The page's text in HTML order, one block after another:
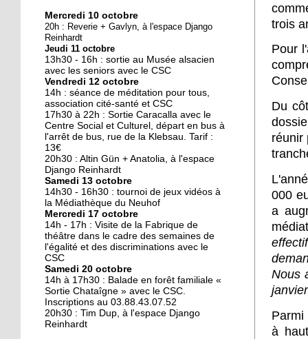
10 octobre 2018
Nouveau look pour une
nouvelle mairie
19 octobre 2017
Face au challenge du
numérique
19 octobre 2017
La précarité tue
18 octobre 2017
Quatre décennies au
chevet du Neuhof
18 octobre 2017
Kamisa Negra : première !
Mercredi 10 octobre
20h : Reverie + Gavlyn, à l'espace Django
Reinhardt
Jeudi 11 octobre
13h30 - 16h : sortie au Musée alsacien
avec les seniors avec le CSC
Vendredi 12 octobre
14h : séance de méditation pour tous,
association cité-santé et CSC
17h30 à 22h : Sortie Caracalla avec le
Centre Social et Culturel, départ en bus à
l'arrêt de bus, rue de la Klebsau. Tarif :
13€
20h30 : Altin Gün + Anatolia, à l'espace
Django Reinhardt
Samedi 13 octobre
14h30 - 16h30 : tournoi de jeux vidéos à
la Médiathèque du Neuhof
Mercredi 17 octobre
14h - 17h : Visite de la Fabrique de
théâtre dans le cadre des semaines de
l'égalité et des discriminations avec le
CSC
Samedi 20 octobre
14h à 17h30 : Balade en forêt familiale «
Sortie Chataîgne » avec le CSC.
Inscriptions au 03.88.43.07.52
20h30 : Tim Dup, à l'espace Django
Reinhardt
trois
Pour
Du
réunir
000
a
Nous
à